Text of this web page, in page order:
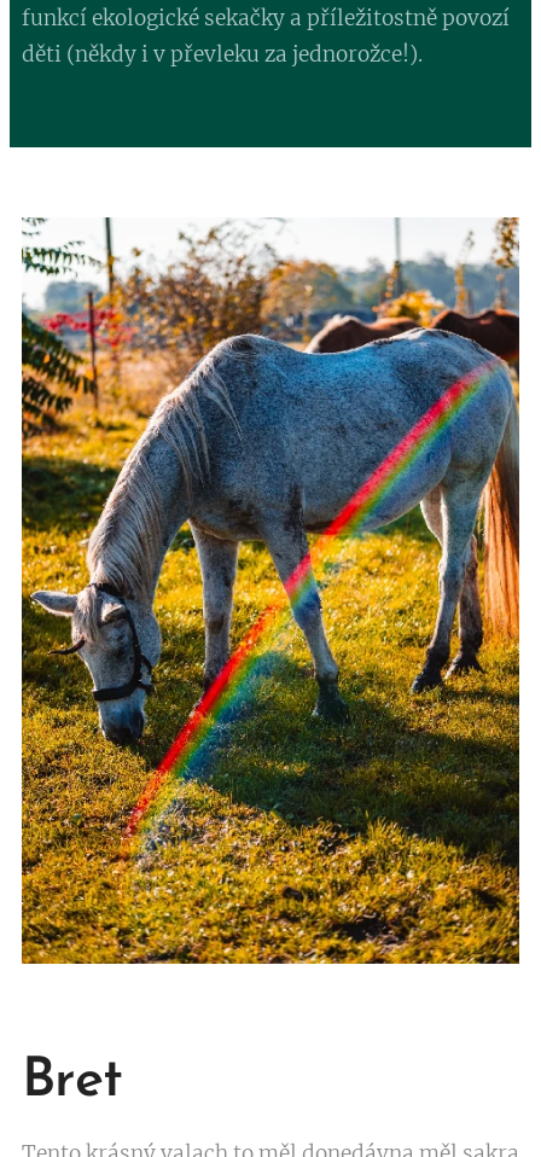
funkcí ekologické sekačky a příležitostně povozí
děti (někdy i v převleku za jednorožce!).
Bret